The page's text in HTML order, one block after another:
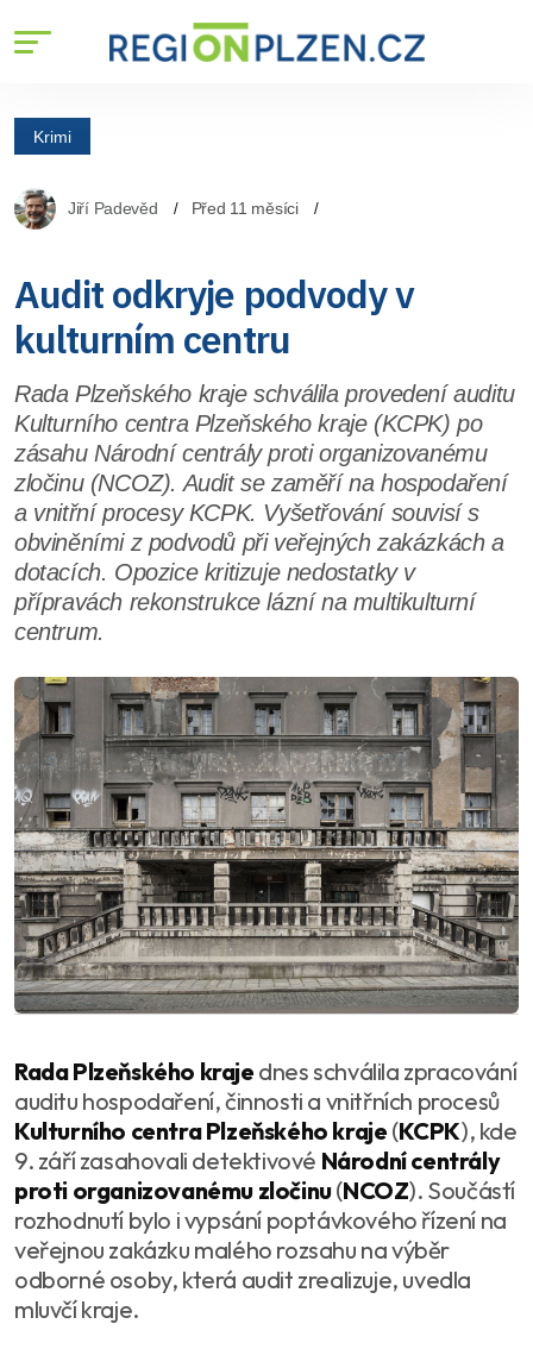
Krimi
Jiří Padevěd Před 11 měsíci
Audit odkryje podvody v
kulturním centru
Rada Plzeňského kraje schválila provedení auditu
Kulturního centra Plzeňského kraje (KCPK) po
zásahu Národní centrály proti organizovanému
zločinu (NCOZ). Audit se zaměří na hospodaření
a vnitřní procesy KCPK. Vyšetřování souvisí s
obviněními z podvodů při veřejných zakázkách a
dotacích. Opozice kritizuje nedostatky v
přípravách rekonstrukce lázní na multikulturní
centrum.
Rada Plzeňského kraje dnes schválila zpracování
auditu hospodaření, činnosti a vnitřních procesů
Kulturního centra Plzeňského kraje (KCPK), kde
9. září zasahovali detektivové Národní centrály
proti organizovanému zločinu(NCOZ). Součástí
rozhodnutí bylo i vypsání poptávkového řízení na
veřejnou zakázku malého rozsahu na výběr
odborné osoby, která audit zrealizuje, uvedla
mluvčí kraje.